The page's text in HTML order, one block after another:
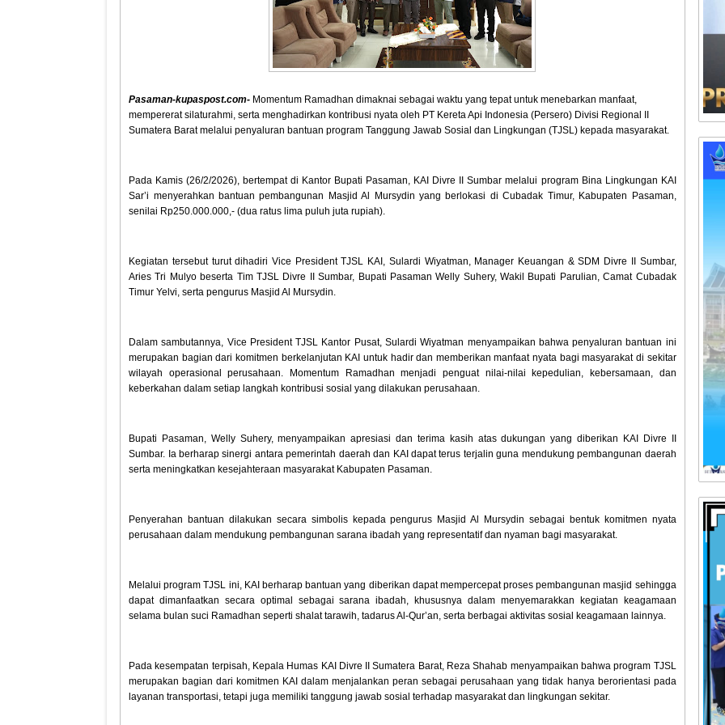
Pasaman-kupaspost.com- Momentum Ramadhan dimaknai sebagai waktu yang tepat untuk menebarkan manfaat,
mempererat silaturahmi, serta menghadirkan kontribusi nyata oleh PT Kereta Api Indonesia (Persero) Divisi Regional II
Sumatera Barat melalui penyaluran bantuan program Tanggung Jawab Sosial dan Lingkungan (TJSL) kepada masyarakat.
Pada Kamis (26/2/2026), bertempat di Kantor Bupati Pasaman, KAI Divre II Sumbar melalui program Bina Lingkungan KAI
Sar’i menyerahkan bantuan pembangunan Masjid Al Mursydin yang berlokasi di Cubadak Timur, Kabupaten Pasaman,
senilai Rp250.000.000,- (dua ratus lima puluh juta rupiah).
Kegiatan tersebut turut dihadiri Vice President TJSL KAI, Sulardi Wiyatman, Manager Keuangan & SDM Divre II Sumbar,
Aries Tri Mulyo beserta Tim TJSL Divre II Sumbar, Bupati Pasaman Welly Suhery, Wakil Bupati Parulian, Camat Cubadak
Timur Yelvi, serta pengurus Masjid Al Mursydin.
Dalam sambutannya, Vice President TJSL Kantor Pusat, Sulardi Wiyatman menyampaikan bahwa penyaluran bantuan ini
merupakan bagian dari komitmen berkelanjutan KAI untuk hadir dan memberikan manfaat nyata bagi masyarakat di sekitar
wilayah operasional perusahaan. Momentum Ramadhan menjadi penguat nilai-nilai kepedulian, kebersamaan, dan
keberkahan dalam setiap langkah kontribusi sosial yang dilakukan perusahaan.
Bupati Pasaman, Welly Suhery, menyampaikan apresiasi dan terima kasih atas dukungan yang diberikan KAI Divre II
Sumbar. Ia berharap sinergi antara pemerintah daerah dan KAI dapat terus terjalin guna mendukung pembangunan daerah
serta meningkatkan kesejahteraan masyarakat Kabupaten Pasaman.
Penyerahan bantuan dilakukan secara simbolis kepada pengurus Masjid Al Mursydin sebagai bentuk komitmen nyata
perusahaan dalam mendukung pembangunan sarana ibadah yang representatif dan nyaman bagi masyarakat.
Melalui program TJSL ini, KAI berharap bantuan yang diberikan dapat mempercepat proses pembangunan masjid sehingga
dapat dimanfaatkan secara optimal sebagai sarana ibadah, khususnya dalam menyemarakkan kegiatan keagamaan
selama bulan suci Ramadhan seperti shalat tarawih, tadarus Al-Qur’an, serta berbagai aktivitas sosial keagamaan lainnya.
Pada kesempatan terpisah, Kepala Humas KAI Divre II Sumatera Barat, Reza Shahab menyampaikan bahwa program TJSL
merupakan bagian dari komitmen KAI dalam menjalankan peran sebagai perusahaan yang tidak hanya berorientasi pada
layanan transportasi, tetapi juga memiliki tanggung jawab sosial terhadap masyarakat dan lingkungan sekitar.